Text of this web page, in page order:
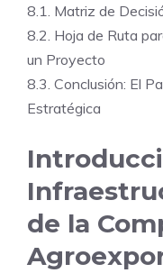
8.1. Matriz de
8.2. Hoja de Ruta
un Proyecto
8.3. Conclusión: El
Estratégica
de la